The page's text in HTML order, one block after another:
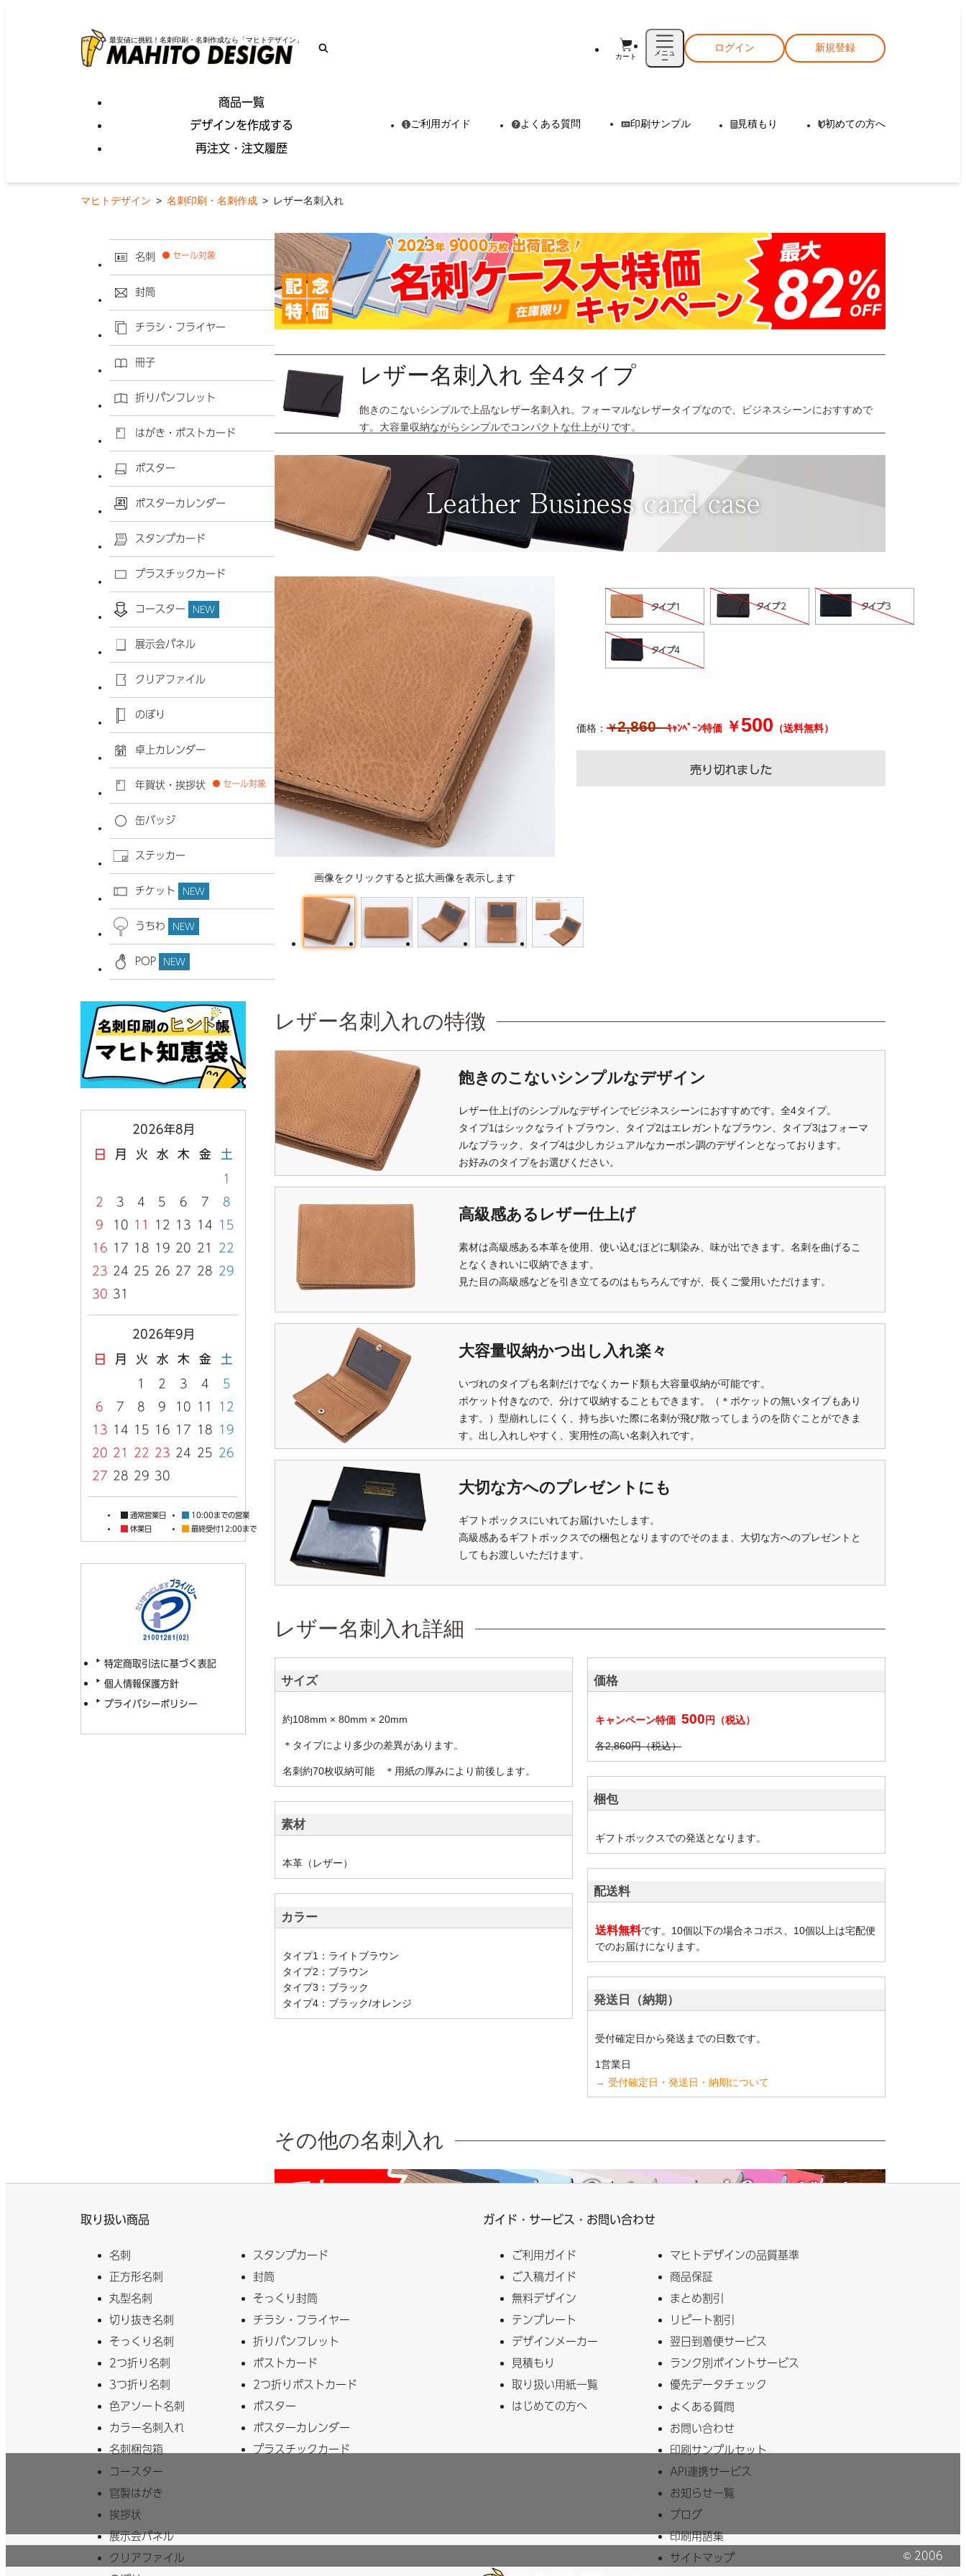
最安値に挑戦！名刺印刷・名刺作成なら「マヒトデザイン」
カート
メニュ
ー
ログイン 新規登録
商品一覧
デザインを作成する
再注文・注文履歴
ご利用ガイド よくある質問 印刷サンプル 見積もり 初めての方へ
マヒトデザイン > 名刺印刷・名刺作成 > レザー名刺入れ
レザー名刺入れ 全4タイプ
飽きのこないシンプルで上品なレザー名刺入れ。フォーマルなレザータイプなので、ビジネスシーンにおすすめで
す。大容量収納ながらシンプルでコンパクトな仕上がりです。
画像をクリックすると拡大画像を表示します
価格： ￥2,860 ｷｬﾝﾍﾟｰﾝ特価 ￥500 （送料無料）
レザー名刺入れの特徴
飽きのこないシンプルなデザイン
レザー仕上げのシンプルなデザインでビジネスシーンにおすすめです。全4タイプ。
タイプ1はシックなライトブラウン、タイプ2はエレガントなブラウン、タイプ3はフォーマ
ルなブラック、タイプ4は少しカジュアルなカーボン調のデザインとなっております。
お好みのタイプをお選びください。
高級感あるレザー仕上げ
素材は高級感ある本革を使用、使い込むほどに馴染み、味が出できます。名刺を曲げるこ
となくきれいに収納できます。
見た目の高級感などを引き立てるのはもちろんですが、長くご愛用いただけます。
大容量収納かつ出し入れ楽々
いづれのタイプも名刺だけでなくカード類も大容量収納が可能です。
ポケット付きなので、分けて収納することもできます。（＊ポケットの無いタイプもあり
ます。）型崩れしにくく、持ち歩いた際に名刺が飛び散ってしまうのを防ぐことができま
す。出し入れしやすく、実用性の高い名刺入れです。
大切な方へのプレゼントにも
ギフトボックスにいれてお届けいたします。
高級感あるギフトボックスでの梱包となりますのでそのまま、大切な方へのプレゼントと
してもお渡しいただけます。
レザー名刺入れ詳細
サイズ
約108mm × 80mm × 20mm
＊タイプにより多少の差異があります。
名刺約70枚収納可能 ＊用紙の厚みにより前後します。
素材
本革（レザー）
カラー
タイプ1：ライトブラウン
タイプ2：ブラウン
タイプ3：ブラック
タイプ4：ブラック/オレンジ
価格
キャンペーン特価 500 円（税込）
各2,860円（税込）
梱包
ギフトボックスでの発送となります。
配送料
送料無料です。10個以下の場合ネコポス、10個以上は宅配便
でのお届けになります。
発送日（納期）
受付確定日から発送までの日数です。
1営業日
→ 受付確定日・発送日・納期について
その他の名刺入れ
名刺 セール対象
封筒
チラシ・フライヤー
冊子
折りパンフレット
はがき・ポストカード
ポスター
ポスターカレンダー
スタンプカード
プラスチックカード
コースター NEW
展示会パネル
クリアファイル
のぼり
卓上カレンダー
年賀状・挨拶状 セール対象
缶バッジ
ステッカー
チケット NEW
うちわ NEW
POP NEW
2026年8月
日 月 火 水 木 金 土
1
2
3 4 5 6 7
8
9
10 11 12 13 14
15
16
17 18 19 20 21
22
23 24 25 26 27 28
29
30 31
2026年9月
日 月 火 水 木 金 土
1 2 3 4
5
6
7 8 9 10 11
12
13
14 15 16 17 18
19
20 21 22 23 24 25
26
27 28 29 30
通常営業日
10:00までの営業
休業日
最終受付12:00まで
特定商取引法に基づく表記
個人情報保護方針
プライバシーポリシー
取り扱い商品
名刺
正方形名刺
丸型名刺
切り抜き名刺
そっくり名刺
2つ折り名刺
3つ折り名刺
色アソート名刺
カラー名刺入れ
名刺梱包箱
スタンプカード
封筒
そっくり封筒
チラシ・フライヤー
折りパンフレット
ポストカード
2つ折りポストカード
ポスター
ポスターカレンダー
プラスチックカード
コースター
官製はがき
挨拶状
展示会パネル
クリアファイル
ガイド・サービス・お問い合わせ
ご利用ガイド
ご入稿ガイド
無料デザイン
テンプレート
デザインメーカー
見積もり
取り扱い用紙一覧
はじめての方へ
マヒトデザインの品質基準
商品保証
まとめ割引
リピート割引
翌日到着便サービス
ランク別ポイントサービス
優先データチェック
よくある質問
お問い合わせ
印刷サンプルセット
API連携サービス
お知らせ一覧
ブログ
印刷用語集
サイトマップ
© 2006